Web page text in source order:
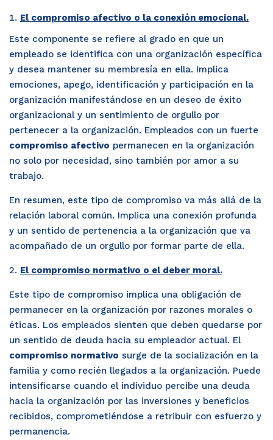
El compromiso afectivo o la conexión emocional.
Este componente se refiere al grado en que un
empleado se identifica con una organización específica
y desea mantener su membresía en ella. Implica
emociones, apego, identificación y participación en la
organización manifestándose en un deseo de éxito
organizacional y un sentimiento de orgullo por
pertenecer a la organización. Empleados con un fuerte
compromiso afectivo permanecen en la organización
no solo por necesidad, sino también por amor a su
trabajo.
En resumen, este tipo de compromiso va más allá de la
relación laboral común. Implica una conexión profunda
y un sentido de pertenencia a la organización que va
acompañado de un orgullo por formar parte de ella.
2. El compromiso normativo o el deber moral.
Este tipo de compromiso implica una obligación de
permanecer en la organización por razones morales o
éticas. Los empleados sienten que deben quedarse por
un sentido de deuda hacia su empleador actual. El
compromiso normativo surge de la socialización en la
familia y como recién llegados a la organización. Puede
intensificarse cuando el individuo percibe una deuda
hacia la organización por las inversiones y beneficios
recibidos, comprometiéndose a retribuir con esfuerzo y
permanencia.